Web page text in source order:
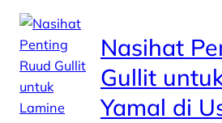
Nasihat
Gullit
Yamal di